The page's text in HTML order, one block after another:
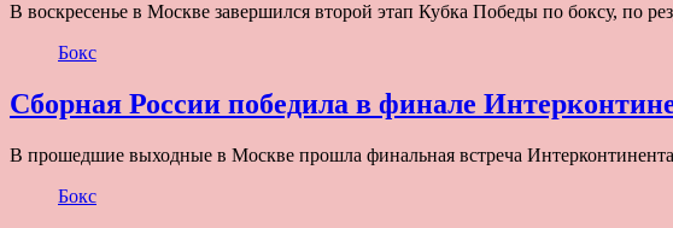
В воскресенье в Москве завершился второй этап Кубка Победы по боксу, по
Бокс
Сборная России победила в финале
В прошедшие выходные в Москве прошла финальная встреча
Бокс